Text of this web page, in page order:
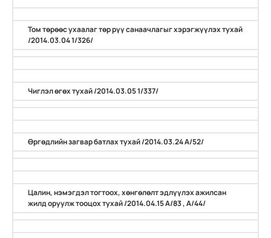
Том төрөөс ухаалаг төр рүү санаачлагыг хэрэгжүүлэх тухай
/2014.03.04 1/326/
Чиглэл өгөх тухай /2014.03.05 1/337/
Өргөдлийн загвар батлах тухай /2014.03.24 А/52/
Цалин, нэмэгдэл тогтоох, хөнгөлөлт эдлүүлэх ажилсан
жилд оруулж тооцох тухай /2014.04.15 А/83 , А/44/